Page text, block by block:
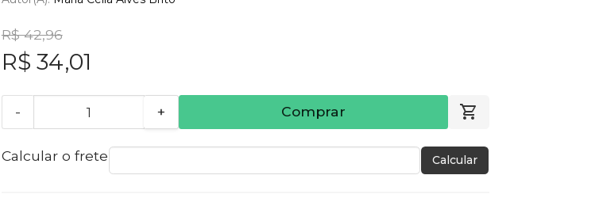
R$ 42,96
R$ 34,01
- + Comprar
Calcular o frete Calcular